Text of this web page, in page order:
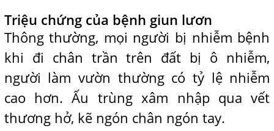
Triệu chứng của bệnh giun lươn
Thông thường, mọi người bị nhiễm bệnh
khi đi chân trần trên đất bị ô nhiễm,
người làm vườn thường có tỷ lệ nhiễm
cao hơn. Ấu trùng xâm nhập qua vết
thương hở, kẽ ngón chân ngón tay.